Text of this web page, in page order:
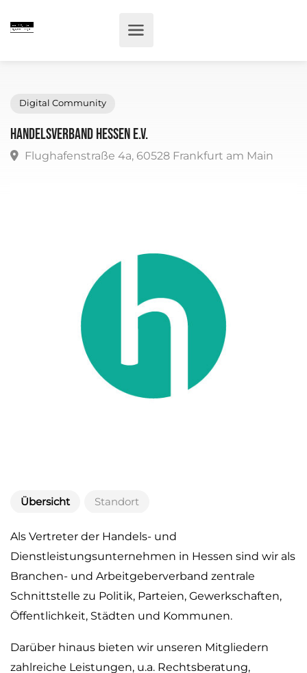
Handelsverband Hessen e.V.
Übersicht Standort
Als Vertreter der Handels- und
Dienstleistungsunternehmen in Hessen sind wir als
Branchen- und Arbeitgeberverband zentrale
Schnittstelle zu Politik, Parteien, Gewerkschaften,
Öffentlichkeit, Städten und Kommunen.
Darüber hinaus bieten wir unseren Mitgliedern
zahlreiche Leistungen, u.a. Rechtsberatung,